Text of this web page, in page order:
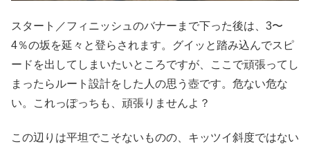
スタート／フィニッシュのバナーまで下った後は、3〜
4％の坂を延々と登らされます。グイッと踏み込んでスピ
ードを出してしまいたいところですが、ここで頑張ってし
まったらルート設計をした人の思う壺です。危ない危な
い。これっぽっちも、頑張りませんよ？
この辺りは平坦でこそないものの、キッツイ斜度ではない